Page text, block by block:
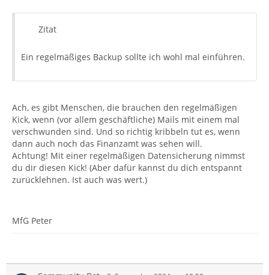
Zitat
Ein regelmäßiges Backup sollte ich wohl mal einführen.
Ach, es gibt Menschen, die brauchen den regelmäßigen
Kick, wenn (vor allem geschäftliche) Mails mit einem mal
verschwunden sind. Und so richtig kribbeln tut es, wenn
dann auch noch das Finanzamt was sehen will.
Achtung! Mit einer regelmäßigen Datensicherung nimmst
du dir diesen Kick! (Aber dafür kannst du dich entspannt
zurücklehnen. Ist auch was wert.)
MfG Peter